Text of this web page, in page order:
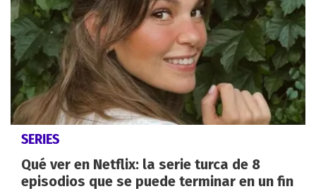
SERIES
Qué ver en Netflix: la serie turca de 8
episodios que se puede terminar en un fin